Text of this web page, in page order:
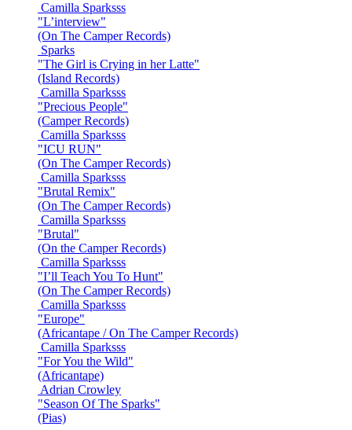
Camilla Sparksss
"L’interview"
(On The Camper Records)
Sparks
"The Girl is Crying in her Latte"
(Island Records)
Camilla Sparksss
"Precious People"
(Camper Records)
Camilla Sparksss
"ICU RUN"
(On The Camper Records)
Camilla Sparksss
"Brutal Remix"
(On The Camper Records)
Camilla Sparksss
"Brutal"
(On the Camper Records)
Camilla Sparksss
"I’ll Teach You To Hunt"
(On The Camper Records)
Camilla Sparksss
"Europe"
(Africantape / On The Camper Records)
Camilla Sparksss
"For You the Wild"
(Africantape)
Adrian Crowley
"Season Of The Sparks"
(Pias)